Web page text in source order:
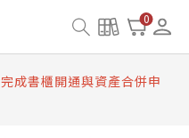
0
資產合併與書櫃開通申請
常見問題
成書櫃開通與資產合併申